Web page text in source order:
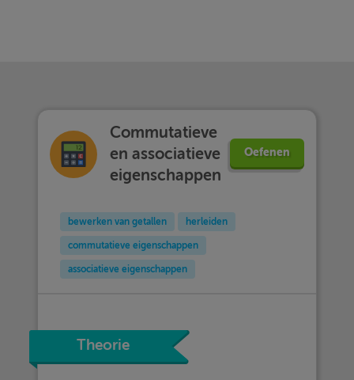
Commutatieve
en associatieve
eigenschappen
Oefenen
bewerken van getallen herleiden
commutatieve eigenschappen
associatieve eigenschappen
Theorie